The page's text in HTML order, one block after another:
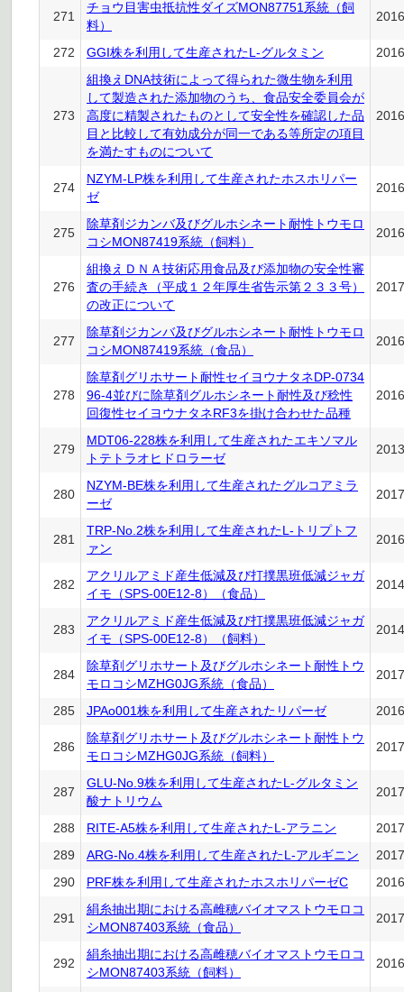
271
チョウ目害虫抵抗性ダイズMON87751系統（飼
料）
272 GGI株を利用して生産されたL-グルタミン
273
組換えDNA技術によって得られた微生物を利用
して製造された添加物のうち、食品安全委員会が
高度に精製されたものとして安全性を確認した品
目と比較して有効成分が同一である等所定の項目
を満たすものについて
274
NZYM-LP株を利用して生産されたホスホリパー
ゼ
275
除草剤ジカンバ及びグルホシネート耐性トウモロ
コシMON87419系統（飼料）
276
組換えＤＮＡ技術応用食品及び添加物の安全性審
査の手続き（平成１２年厚生省告示第２３３号）
の改正について
277
除草剤ジカンバ及びグルホシネート耐性トウモロ
コシMON87419系統（食品）
278
除草剤グリホサート耐性セイヨウナタネDP-0734
96-4並びに除草剤グルホシネート耐性及び稔性
回復性セイヨウナタネRF3を掛け合わせた品種
279
MDT06-228株を利用して生産されたエキソマル
トテトラオヒドロラーゼ
280
NZYM-BE株を利用して生産されたグルコアミラ
ーゼ
281
TRP-No.2株を利用して生産されたL-トリプトフ
ァン
282
アクリルアミド産生低減及び打撲黒班低減ジャガ
イモ（SPS-00E12-8）（食品）
283
アクリルアミド産生低減及び打撲黒班低減ジャガ
イモ（SPS-00E12-8）（飼料）
284
除草剤グリホサート及びグルホシネート耐性トウ
モロコシMZHG0JG系統（食品）
285 JPAo001株を利用して生産されたリパーゼ
286
除草剤グリホサート及びグルホシネート耐性トウ
モロコシMZHG0JG系統（飼料）
287
GLU-No.9株を利用して生産されたL-グルタミン
酸ナトリウム
288 RITE-A5株を利用して生産されたL-アラニン
289
ARG-No.4株を利用して生産されたL-アルギニン
290
PRF株を利用して生産されたホスホリパーゼC
291
絹糸抽出期における高雌穂バイオマストウモロコ
シMON87403系統（食品）
292
絹糸抽出期における高雌穂バイオマストウモロコ
シMON87403系統（飼料）